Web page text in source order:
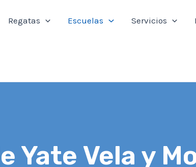
Regatas Escuelas Servicios
Yate Vela y